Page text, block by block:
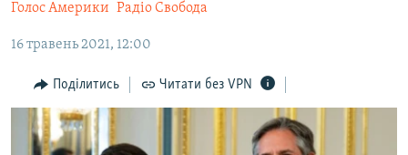
Перейти
до
ІНТЕРВ'Ю
ВСЕ ЗА ДЕНЬ
СПЕЦПРОЕКТИ
ДЕПОРТАЦІЯ
ЯК ОБІЙТИ БЛОКУВАННЯ
Голос Америки Радіо Свобода
16 травень 2021, 12:00
Поділитись Читати без VPN